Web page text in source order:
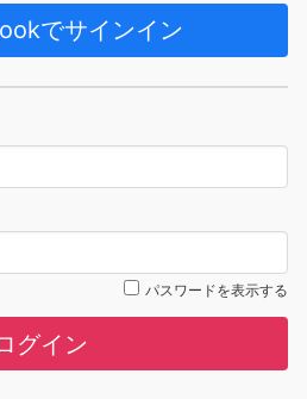
でサインイン
パスワードを表示する
グイン